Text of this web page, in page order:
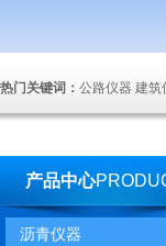
热门关键词： 公路仪器 建筑
产品中心
沥青仪器